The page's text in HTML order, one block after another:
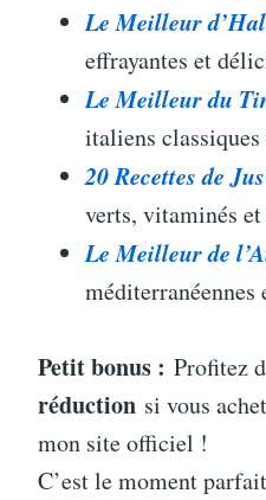
Le Meilleur
effrayantes et
Le Meilleur du
italiens
20 Recettes de
verts, vitaminés
Le Meilleur de
méditerranéennes
Petit bonus : Profitez
réduction si vous
mon site officiel !
C’est le moment